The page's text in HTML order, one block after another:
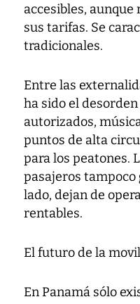
accesibles,
sus tarifas. Se
tradicionales.
Entre las
ha sido el
autorizados,
puntos de alta
para los peatones.
pasajeros tampoco
lado, dejan de
rentables.
El futuro de la
En Panamá sólo